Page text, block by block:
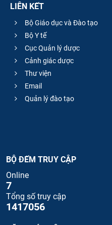
LIÊN KẾT
Bộ Giáo dục và Đào tạo
Bộ Y tế
Cục Quản lý dược
Cảnh giác dược
Thư viện
Email
Quản lý đào tạo
BỘ ĐẾM TRUY CẬP
Online
7
Tổng số truy cập
1417056